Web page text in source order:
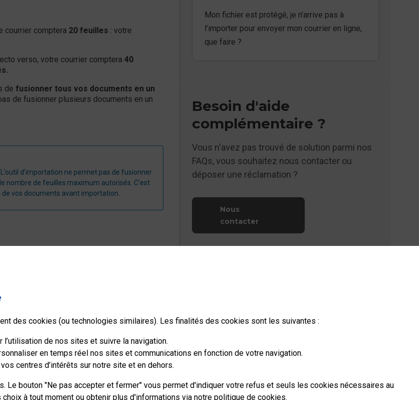
des cookies (ou technologies similaires). Les finalités des cookies sont les suivantes :
de nos sites et suivre la navigation.
en temps réel nos sites et communications en fonction de votre navigation.
centres d’intérêts sur notre site et en dehors.
Le bouton "Ne pas accepter et fermer" vous permet d'indiquer votre refus et seuls les cookies nécessaires au
à tout moment ou obtenir plus d'informations via notre politique de cookies.
courrier comptera 20 feuilles : votre
verso, votre courrier comptera 40
de fusionner tous vos documents en un
de fusionner plusieurs documents en un
d’importation ne permet pas de fusionner
nombre de feuilles maximum autorisés. C’est
vos documents avant importation.
Mon fichier est protégé, je n’arrive pas à
l’importer pour envoyer mon courrier en ligne,
que faire ?
Besoin d'aide
complémentaire ?
Vous n'avez pas trouvé de solution parmi nos
FAQs, vous souhaitez nous contacter ou
déposer une réclamation ?
Nous
contacter